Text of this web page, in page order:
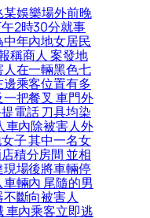
娛樂場外前晚
2時30分就事
年內地女居民
稱商人 案發地
在一輛黑色七
乘客位置有多
把餐叉 車門外
電話 刀具均染
車內除被害人外
子 其中一名女
積分房間 並相
場後將車輛停
輛內 尾隨的男
斷向被害人
車內乘客立即逃